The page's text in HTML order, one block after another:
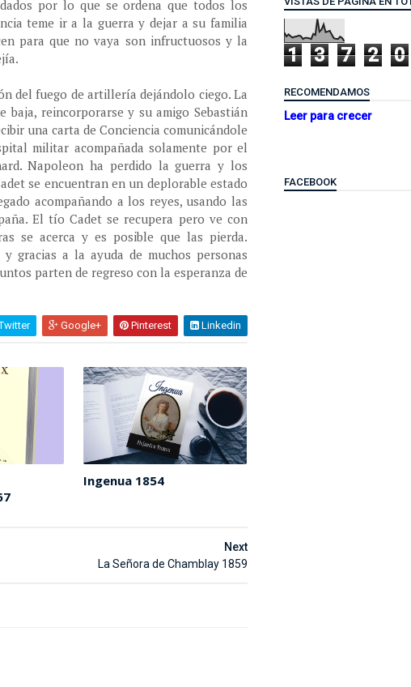
por lo que se ordena que todos los
teme ir a la guerra y dejar a su familia
para que no vaya son infructuosos y la
del fuego de artillería dejándolo ciego. La
reincorporarse y su amigo Sebastián
una carta de Conciencia comunicándole
militar acompañada solamente por el
Napoleon ha perdido la guerra y los
se encuentran en un deplorable estado
acompañando a los reyes, usando las
El tío Cadet se recupera pero ve con
se acerca y es posible que las pierda.
gracias a la ayuda de muchos personas
parten de regreso con la esperanza de
Google+ Pinterest Linkedin
Ingenua 1854
Next
La Señora de Chamblay 1859
1 3 7 2 0
RECOMENDAMOS
Leer para crecer
FACEBOOK